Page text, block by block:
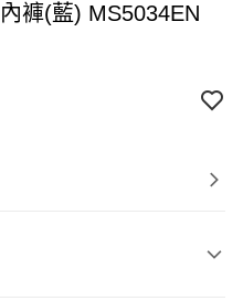
褲(藍) MS5034EN